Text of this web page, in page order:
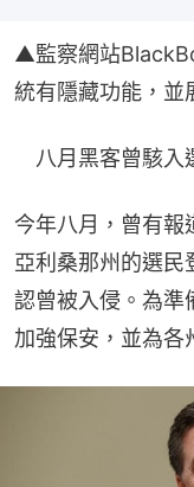
▲監察網站
統有隱藏功能，並
八月黑客曾駭入
今年八月，曾有報
亞利桑那州的選民
認曾被入侵。為準
加強保安，並為各